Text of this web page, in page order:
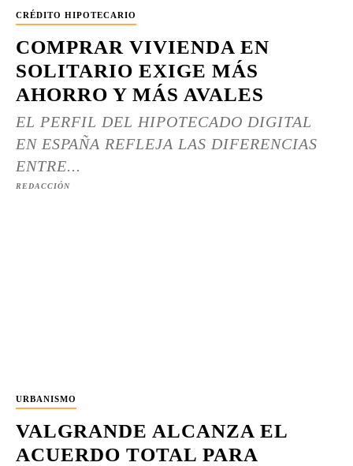
CRÉDITO HIPOTECARIO
COMPRAR VIVIENDA EN
SOLITARIO EXIGE MÁS
AHORRO Y MÁS AVALES
EL PERFIL DEL HIPOTECADO DIGITAL
EN ESPAÑA REFLEJA LAS DIFERENCIAS
ENTRE...
REDACCIÓN
URBANISMO
VALGRANDE ALCANZA EL
ACUERDO TOTAL PARA